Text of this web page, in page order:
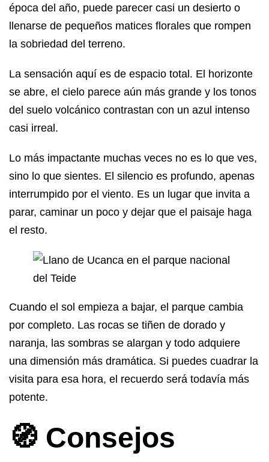
época del año, puede parecer casi un desierto o
llenarse de pequeños matices florales que rompen
la sobriedad del terreno.
La sensación aquí es de espacio total. El horizonte
se abre, el cielo parece aún más grande y los tonos
del suelo volcánico contrastan con un azul intenso
casi irreal.
Lo más impactante muchas veces no es lo que ves,
sino lo que sientes. El silencio es profundo, apenas
interrumpido por el viento. Es un lugar que invita a
parar, caminar un poco y dejar que el paisaje haga
el resto.
Cuando el sol empieza a bajar, el parque cambia
por completo. Las rocas se tiñen de dorado y
naranja, las sombras se alargan y todo adquiere
una dimensión más dramática. Si puedes cuadrar la
visita para esa hora, el recuerdo será todavía más
potente.
🧭 Consejos